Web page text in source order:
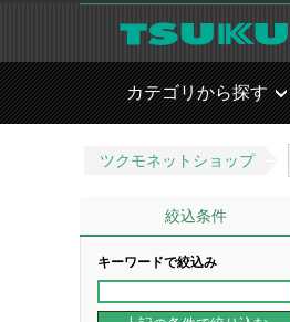
カテゴリから探す
ツクモネットショップ
絞込条件
キーワードで絞込み